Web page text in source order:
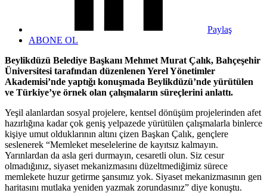
Paylaş
ABONE OL
Beylikdüzü Belediye Başkanı Mehmet Murat Çalık, Bahçeşehir
Üniversitesi tarafından düzenlenen Yerel Yönetimler
Akademisi’nde yaptığı konuşmada Beylikdüzü’nde yürütülen
ve Türkiye’ye örnek olan çalışmaların süreçlerini anlattı.
Yeşil alanlardan sosyal projelere, kentsel dönüşüm projelerinden afet
hazırlığına kadar çok geniş yelpazede yürütülen çalışmalarla binlerce
kişiye umut olduklarının altını çizen Başkan Çalık, gençlere
seslenerek “Memleket meselelerine de kayıtsız kalmayın.
Yarınlardan da asla geri durmayın, cesaretli olun. Siz cesur
olmadığınız, siyaset mekanizmasını düzeltmediğimiz sürece
memlekete huzur getirme şansımız yok. Siyaset mekanizmasının gen
haritasını mutlaka yeniden yazmak zorundasınız” diye konuştu.